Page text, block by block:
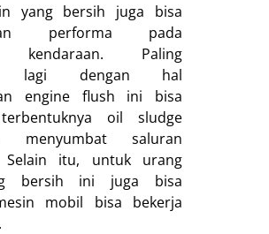
yang bersih juga bisa
performa pada
kendaraan. Paling
lagi dengan hal
engine flush ini bisa
oil sludge
menyumbat saluran
Selain itu, untuk urang
bersih ini juga bisa
mobil bisa bekerja